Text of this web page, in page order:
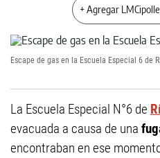
+ Agregar
Escape de gas en la Escuela Especial 6 de
La Escuela Especial N°6 de
evacuada a causa de una
encontraban en ese